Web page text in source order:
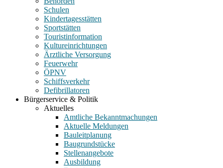
Schulen
Kindertagesstätten
Sportstätten
Touristinformation
Kultureinrichtungen
Ärztliche Versorgung
Feuerwehr
ÖPNV
Schiffsverkehr
Defibrillatoren
Bürgerservice & Politik
Aktuelles
Amtliche Bekanntmachungen
Aktuelle Meldungen
Bauleitplanung
Baugrundstücke
Stellenangebote
Ausbildung